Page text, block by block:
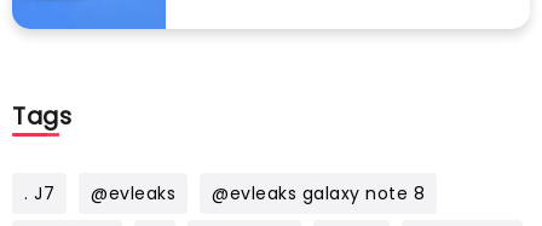
Tags
. J7 @evleaks
@evleaks galaxy note 8